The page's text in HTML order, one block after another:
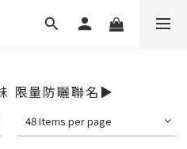
限量防曬聯名▶
48 Items per page